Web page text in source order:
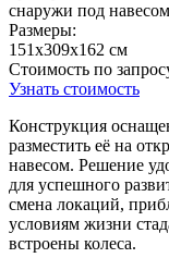
снаружи под
Размеры:
151х309х162 см
Стоимость по
Узнать стоимость
Конструкция
разместить её на
навесом. Решение
для успешного
смена локаций,
условиям жизни
встроены колеса.